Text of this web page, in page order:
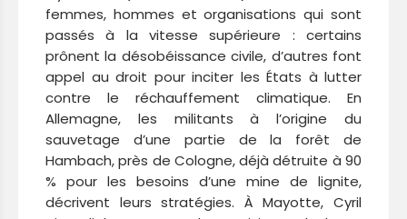
femmes, hommes et organisations qui sont
passés à la vitesse supérieure : certains
prônent la désobéissance civile, d’autres font
appel au droit pour inciter les États à lutter
contre le réchauffement climatique. En
Allemagne, les militants à l’origine du
sauvetage d’une partie de la forêt de
Hambach, près de Cologne, déjà détruite à 90
% pour les besoins d’une mine de lignite,
décrivent leurs stratégies. À Mayotte, Cyril